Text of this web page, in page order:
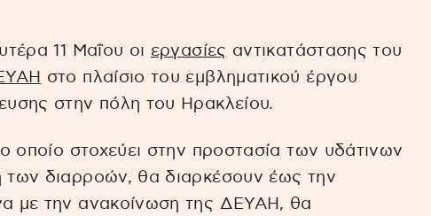
11 Μαΐου οι εργασίες αντικατάστασης του
στο πλαίσιο του εμβληματικού έργου
στην πόλη του Ηρακλείου.
οποίο στοχεύει στην προστασία των υδάτινων
διαρροών, θα διαρκέσουν έως την
με την ανακοίνωση της ΔΕΥΑΗ, θα